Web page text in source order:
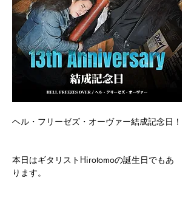
ヘル・フリーゼズ・オーヴァー結成記念日！
本日はギタリストHirotomoの誕生日でもあ
ります。